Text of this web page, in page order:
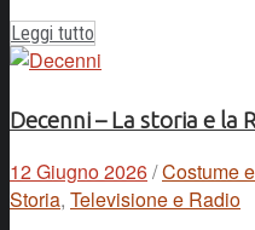
Leggi tutto
Decenni – La storia e la
12 Giugno 2026/Costume
Storia, Televisione e Radio